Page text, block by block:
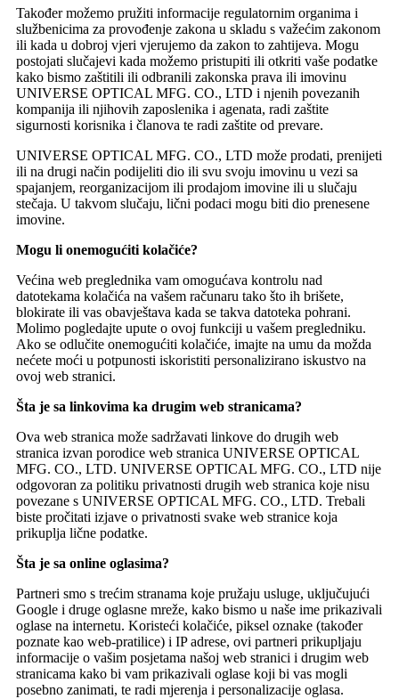
Također možemo pružiti informacije regulatornim organima i
službenicima za provođenje zakona u skladu s važećim zakonom
ili kada u dobroj vjeri vjerujemo da zakon to zahtijeva. Mogu
postojati slučajevi kada možemo pristupiti ili otkriti vaše podatke
kako bismo zaštitili ili odbranili zakonska prava ili imovinu
UNIVERSE OPTICAL MFG. CO., LTD i njenih povezanih
kompanija ili njihovih zaposlenika i agenata, radi zaštite
sigurnosti korisnika i članova te radi zaštite od prevare.
UNIVERSE OPTICAL MFG. CO., LTD može prodati, prenijeti
ili na drugi način podijeliti dio ili svu svoju imovinu u vezi sa
spajanjem, reorganizacijom ili prodajom imovine ili u slučaju
stečaja. U takvom slučaju, lični podaci mogu biti dio prenesene
imovine.
Mogu li onemogućiti kolačiće?
Većina web preglednika vam omogućava kontrolu nad
datotekama kolačića na vašem računaru tako što ih brišete,
blokirate ili vas obavještava kada se takva datoteka pohrani.
Molimo pogledajte upute o ovoj funkciji u vašem pregledniku.
Ako se odlučite onemogućiti kolačiće, imajte na umu da možda
nećete moći u potpunosti iskoristiti personalizirano iskustvo na
ovoj web stranici.
Šta je sa linkovima ka drugim web stranicama?
Ova web stranica može sadržavati linkove do drugih web
stranica izvan porodice web stranica UNIVERSE OPTICAL
MFG. CO., LTD. UNIVERSE OPTICAL MFG. CO., LTD nije
odgovoran za politiku privatnosti drugih web stranica koje nisu
povezane s UNIVERSE OPTICAL MFG. CO., LTD. Trebali
biste pročitati izjave o privatnosti svake web stranice koja
prikuplja lične podatke.
Šta je sa online oglasima?
Partneri smo s trećim stranama koje pružaju usluge, uključujući
Google i druge oglasne mreže, kako bismo u naše ime prikazivali
oglase na internetu. Koristeći kolačiće, piksel oznake (također
poznate kao web-pratilice) i IP adrese, ovi partneri prikupljaju
informacije o vašim posjetama našoj web stranici i drugim web
stranicama kako bi vam prikazivali oglase koji bi vas mogli
posebno zanimati, te radi mjerenja i personalizacije oglasa.